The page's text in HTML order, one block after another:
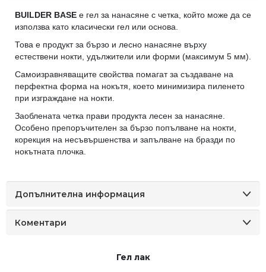
BUILDER BASE е гел за нанасяне с четка, който може да се
използва като класически гел или основа.
Това е продукт за бързо и лесно нанасяне върху
естествени нокти, удължители или форми (максимум 5 мм).
Самоизравняващите свойства помагат за създаване на
перфектна форма на нокътя, което минимизира пиленето
при изграждане на нокти.
Заоблената четка прави продукта лесен за нанасяне.
Особено препоръчителен за бързо попълване на нокти,
корекция на несъвършенства и запълване на бразди по
нокътната плочка.
Допълнителна информация
Коментари
Гел лак